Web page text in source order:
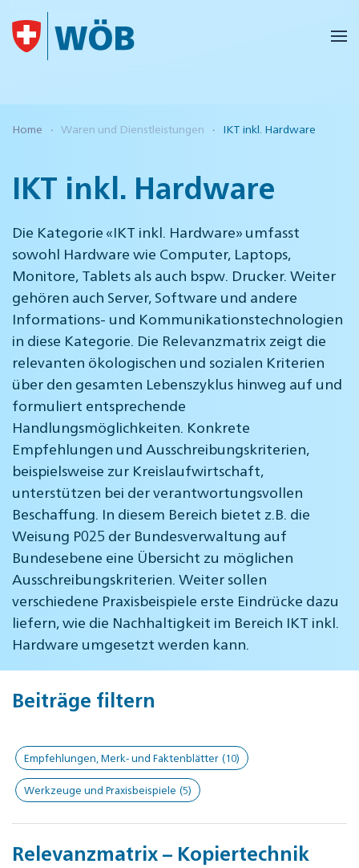
Skip to main content
Home Waren und Dienstleistungen IKT inkl. Hardware
IKT inkl. Hardware
Die Kategorie «IKT inkl. Hardware» umfasst
sowohl Hardware wie Computer, Laptops,
Monitore, Tablets als auch bspw. Drucker. Weiter
gehören auch Server, Software und andere
Informations- und Kommunikationstechnologien
in diese Kategorie. Die Relevanzmatrix zeigt die
relevanten ökologischen und sozialen Kriterien
über den gesamten Lebenszyklus hinweg auf und
formuliert entsprechende
Handlungsmöglichkeiten. Konkrete
Empfehlungen und Ausschreibungskriterien,
beispielsweise zur Kreislaufwirtschaft,
unterstützen bei der verantwortungsvollen
Beschaffung. In diesem Bereich bietet z.B. die
Weisung P025 der Bundesverwaltung auf
Bundesebene eine Übersicht zu möglichen
Ausschreibungskriterien. Weiter sollen
verschiedene Praxisbeispiele erste Eindrücke dazu
liefern, wie die Nachhaltigkeit im Bereich IKT inkl.
Hardware umgesetzt werden kann.
Beiträge filtern
Empfehlungen, Merk- und Faktenblätter (10)
Werkzeuge und Praxisbeispiele (5)
Relevanzmatrix – Kopiertechnik